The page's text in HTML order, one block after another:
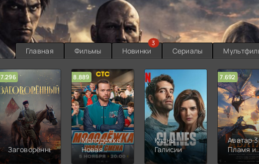
Главная Фильмы Новинки
3
Сериалы
7.296
Заговорённый
8.889
Молодёжка:
Новая
смена
Кланы
Галисии
7.692
Аватар
Пламя и
пепел